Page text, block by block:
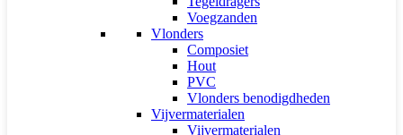
Voegzanden
Vlonders
Composiet
Hout
PVC
Vlonders benodigdheden
Vijvermaterialen
Vijvermaterialen